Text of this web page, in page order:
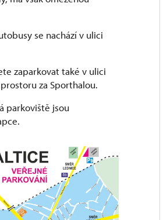
se nachází v ulici
zaparkovat také v ulici
za Sporthalou.
parkoviště jsou